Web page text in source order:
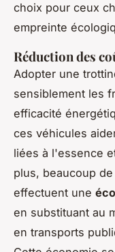
choix pour ceux
empreinte
Réduction des
Adopter une
sensiblement les
efficacité
ces véhicules
liées à l'essence
plus, beaucoup
effectuent une
en substituant au
en transports